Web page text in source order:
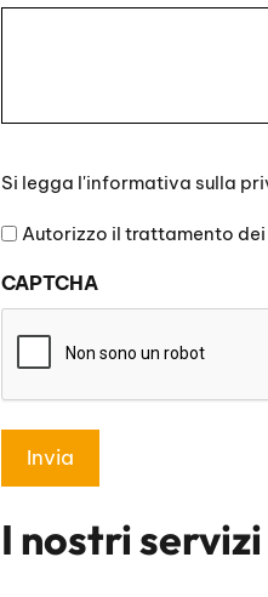
legga
l'informativa
privacy
Si legga l'informativa sulla
Autorizzo il trattamento
CAPTCHA
I nostri